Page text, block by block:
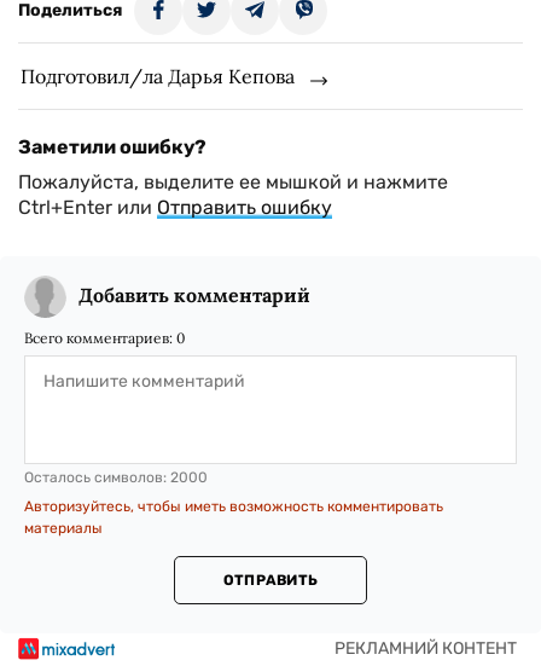
Поделиться
Подготовил/ла Дарья Кепова
Заметили ошибку?
Пожалуйста, выделите ее мышкой и нажмите
Ctrl+Enter или Отправить ошибку
Добавить комментарий
Всего комментариев: 0
Осталось символов: 2000
Авторизуйтесь, чтобы иметь возможность комментировать
материалы
ОТПРАВИТЬ